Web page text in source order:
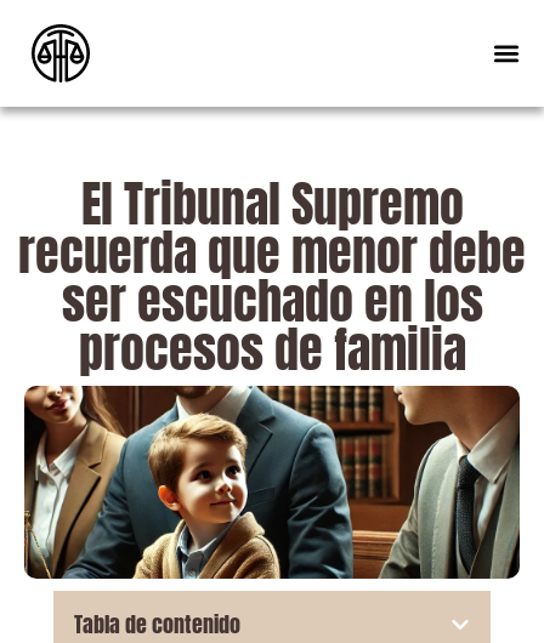
El Tribunal Supremo
recuerda que menor debe
ser escuchado en los
procesos de familia
Tabla de contenido